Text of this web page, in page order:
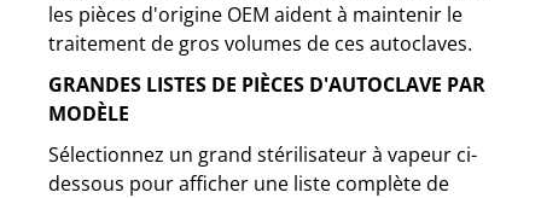
les pièces d'origine OEM aident à maintenir le
traitement de gros volumes de ces autoclaves.
GRANDES LISTES DE PIÈCES D'AUTOCLAVE PAR
MODÈLE
Sélectionnez un grand stérilisateur à vapeur ci-
dessous pour afficher une liste complète de